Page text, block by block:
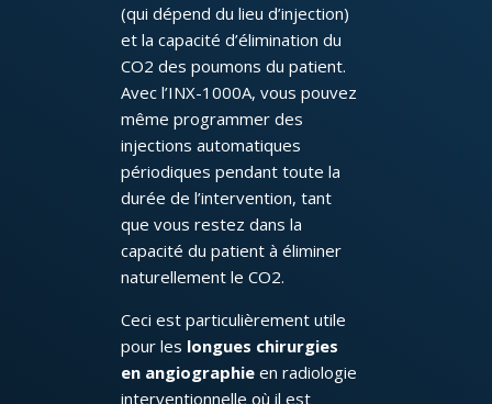
(qui dépend du lieu d’injection)
et la capacité d’élimination du
CO2 des poumons du patient.
Avec l’INX-1000A, vous pouvez
même programmer des
injections automatiques
périodiques pendant toute la
durée de l’intervention, tant
que vous restez dans la
capacité du patient à éliminer
naturellement le CO2.
Ceci est particulièrement utile
pour les longues chirurgies
en angiographieen radiologie
interventionnelle où il est